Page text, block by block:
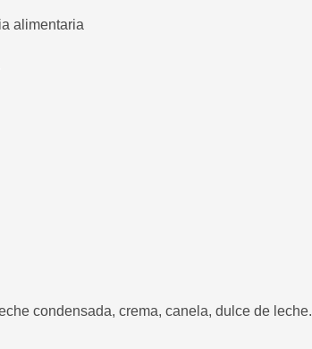
alimentaria
condensada, crema, canela, dulce de leche.